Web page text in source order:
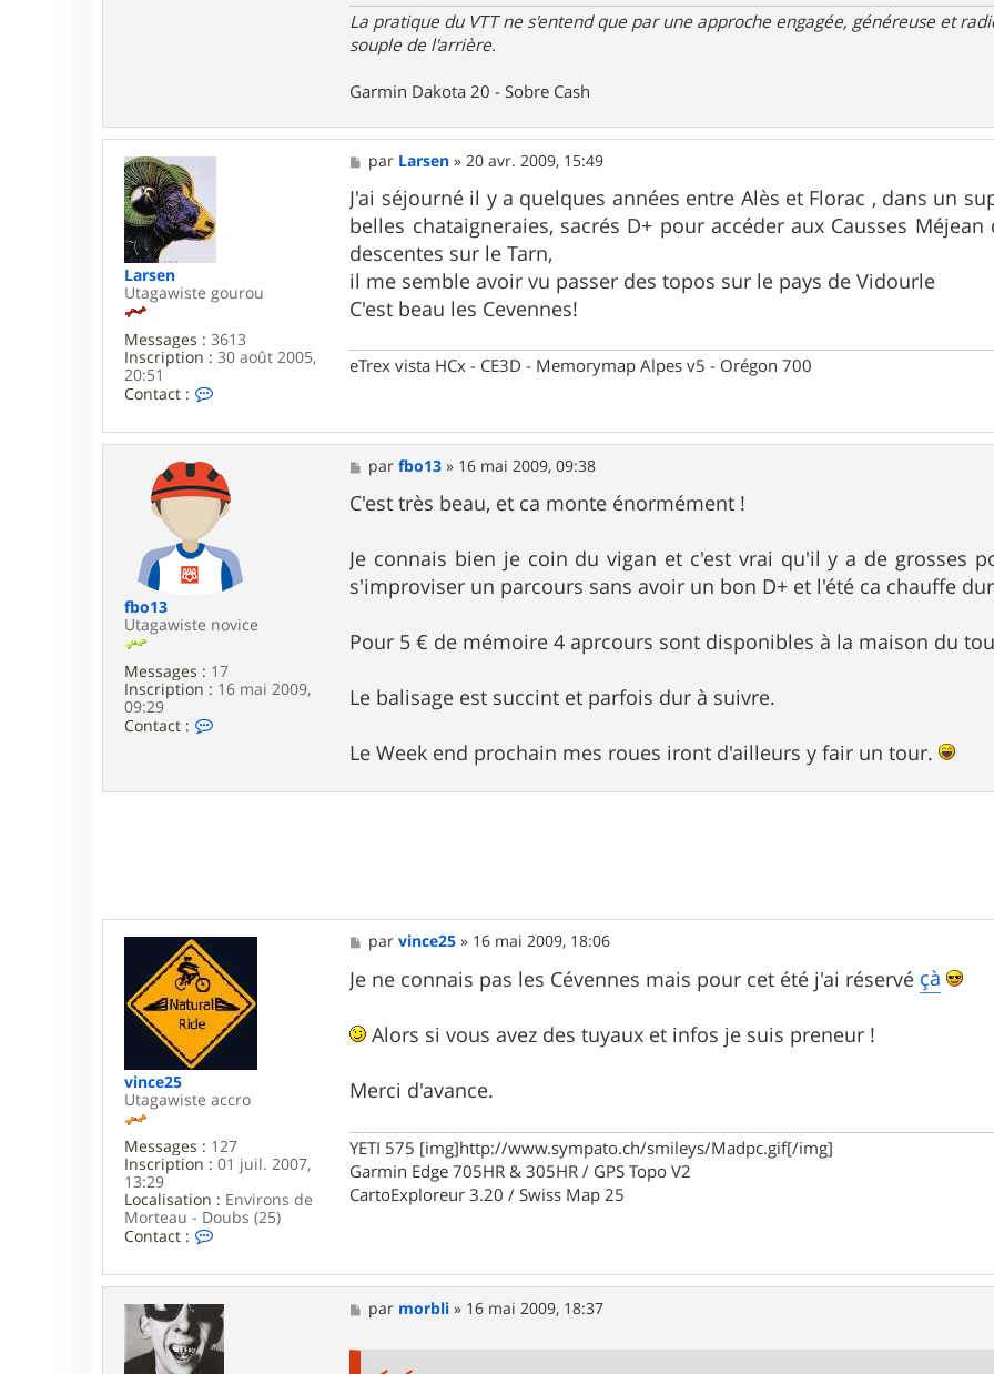
La pratique du VTT ne s'entend que par une approche engagée, généreuse et
souple de l'arrière.
Garmin Dakota 20 - Sobre Cash
Larsen
Utagawiste gourou
Messages : 3613
Inscription : 30 août 2005,
20:51
Contact :
t
c
t
e
L
a
r
e
M
e
s
s
a
g
e
par Larsen » 20 avr. 2009, 15:49
J'ai séjourné il y a quelques années entre Alès et Florac , dans un
belles chataigneraies, sacrés D+ pour accéder aux Causses
descentes sur le Tarn,
il me semble avoir vu passer des topos sur le pays de Vidourle
C'est beau les Cevennes!
eTrex vista HCx - CE3D - Memorymap Alpes v5 - Orégon 700
fbo13
Utagawiste novice
Messages : 17
Inscription : 16 mai 2009,
09:29
Contact :
a
o
1
3
M
e
s
s
g
e
parfbo13 » 16 mai 2009, 09:38
C'est très beau, et ca monte énormément !
Je connais bien je coin du vigan et c'est vrai qu'il y a de grosses
s'improviser un parcours sans avoir un bon D+ et l'été ca chauffe
Pour 5 € de mémoire 4 aprcours sont disponibles à la maison du
Le balisage est succint et parfois dur à suivre.
Le Week end prochain mes roues iront d'ailleurs y fair un tour.
vince25
Utagawiste accro
Messages : 127
Inscription : 01 juil. 2007,
13:29
Localisation : Environs de
Morteau - Doubs (25)
Contact :
n
t
a
c
t
e
M
e
s
s
g
e
parvince25 » 16 mai 2009, 18:06
Je ne connais pas les Cévennes mais pour cet été j'ai réservé çà
Alors si vous avez des tuyaux et infos je suis preneur !
Merci d'avance.
YETI 575 [img]http://www.sympato.ch/smileys/Madpc.gif[/img]
Garmin Edge 705HR & 305HR / GPS Topo V2
CartoExploreur 3.20 / Swiss Map 25
M
e
par morbli » 16 mai 2009, 18:37